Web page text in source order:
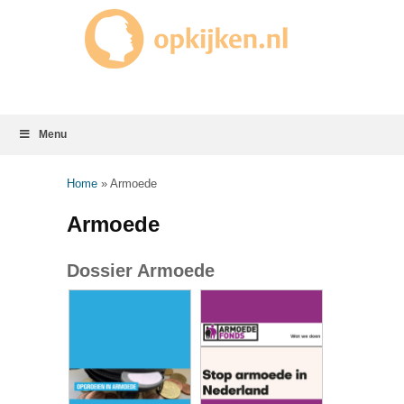
Menu
Home » Armoede
Armoede
Dossier Armoede